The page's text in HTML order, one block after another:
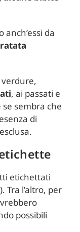
anch’essi da
, ai passati e
sembra che
di
etichettati
Tra l’altro, per
possibili